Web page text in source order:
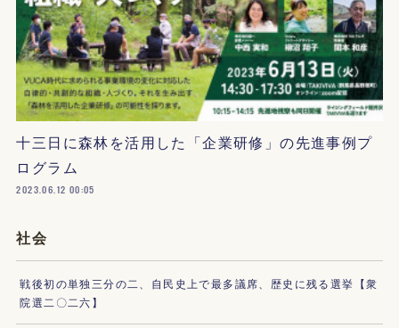
十三日に森林を活用した「企業研修」の先進事例プ
ログラム
2023.06.12 00:05
社会
戦後初の単独三分の二、自民史上で最多議席、歴史に残る選挙【衆
院選二〇二六】